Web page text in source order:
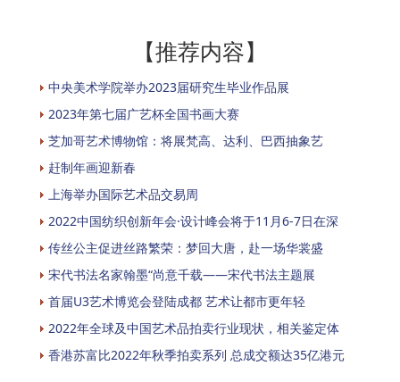
【推荐内容】
中央美术学院举办2023届研究生毕业作品展
2023年第七届广艺杯全国书画大赛
芝加哥艺术博物馆：将展梵高、达利、巴西抽象艺
赶制年画迎新春
上海举办国际艺术品交易周
2022中国纺织创新年会·设计峰会将于11月6-7日在深
传丝公主促进丝路繁荣：梦回大唐，赴一场华裳盛
宋代书法名家翰墨“尚意千载——宋代书法主题展
首届U3艺术博览会登陆成都 艺术让都市更年轻
2022年全球及中国艺术品拍卖行业现状，相关鉴定体
香港苏富比2022年秋季拍卖系列 总成交额达35亿港元